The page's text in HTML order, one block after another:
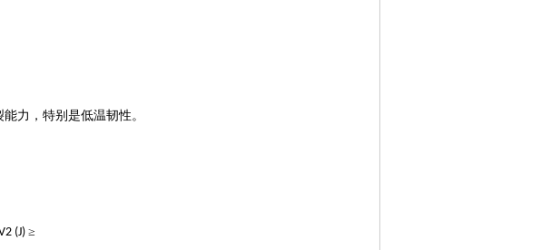
力，特别是低温韧性。
(J)≥